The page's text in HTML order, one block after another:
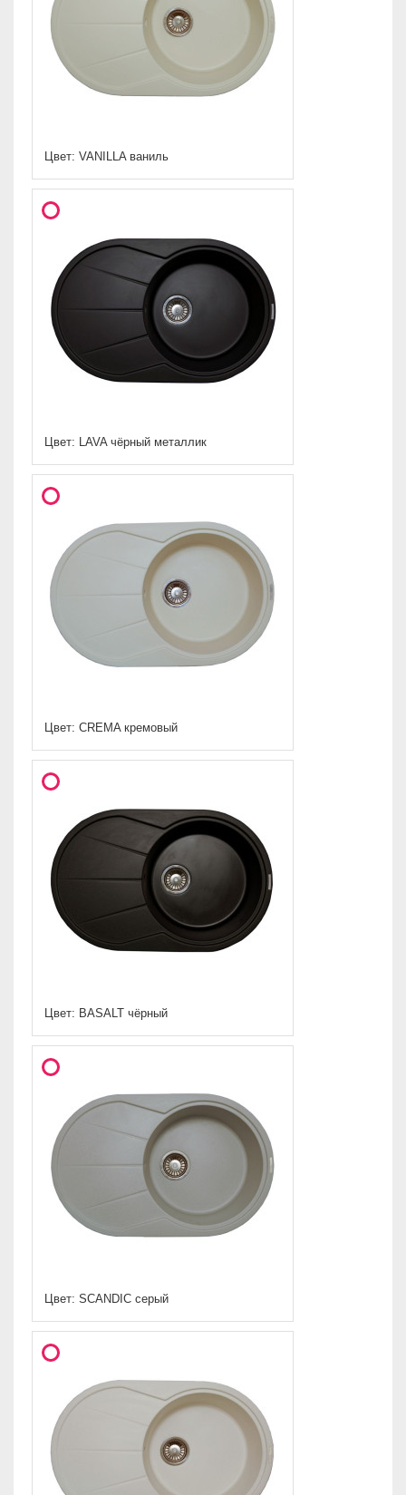
Цвет: VANILLA ваниль
Цвет: LAVA чёрный металлик
Цвет: CREMA кремовый
Цвет: BASALT чёрный
Цвет: SCANDIC серый